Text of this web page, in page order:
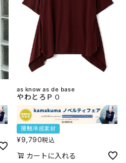
as know as de base
やわとろＰＯ
接触冷感素材
¥9,790税込
カートに入れる